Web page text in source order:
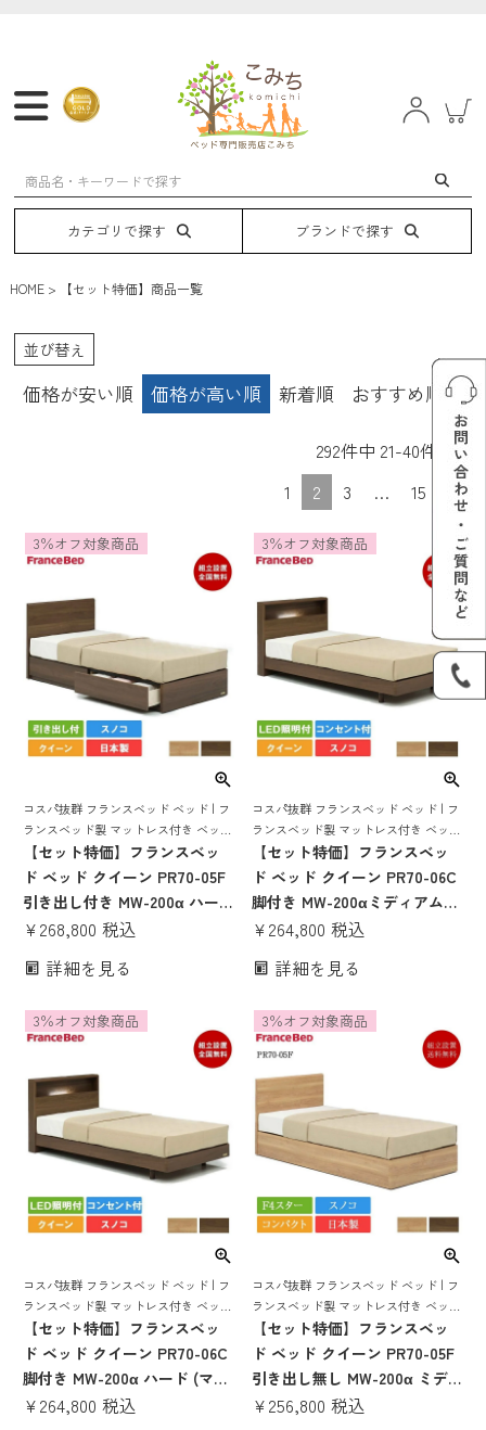
マットレス フレーム ベッド 電動ベッド
カテゴリで探す ブランドで探す
HOME 【セット特価】商品一覧
並び替え
価格が安い順 価格が高い順 新着順 おすすめ順
292件中 21-40件表示
1
2 3 … 15
3％オフ対象商品
コスパ抜群 フランスベッド ベッド | フ
ランスベッド製 マットレス付き ベット
マットレス 付き マットレスセット 70
周年 スノコ すのこ すのこベッド
【セット特価】フランスベッ
ド ベッド クイーン PR70-05F
引き出し付き MW-200α ハー
ド(マットレス SS×2枚) | 正規
ベッド マットレス付き マット
パクト すのこ 国産 pr70-05 収
納 mw-200a かたい かため 腰
痛
¥268,800 税込
詳細を見る
3％オフ対象商品
コスパ抜群 フランスベッド ベッド | フ
ランスベッド製 マットレス付き ベット
マットレス 付き マットレスセット 70
周年 脚付き スノコ すのこ すのこベッ
ド
【セット特価】フランスベッ
ド ベッド クイーン PR70-06C
脚付き MW-200αミディアムソ
フト (マットレス SS×2枚) | 正
ンベッド マットレス付き マッ
ット 宮 棚 コンセント 照明 す
のこ 日本製 pr70-06 mw-200α
¥264,800 税込
詳細を見る
3％オフ対象商品
コスパ抜群 フランスベッド ベッド | フ
ランスベッド製 マットレス付き ベット
マットレス 付き マットレスセット 70
周年 脚付き スノコ すのこ すのこベッ
【セット特価】フランスベッ
ド ベッド クイーン PR70-06C
脚付き MW-200α ハード (マッ
トレス SS×2枚) | 正規品 フラ
¥264,800 税込
3％オフ対象商品
コスパ抜群 フランスベッド ベッド | フ
ランスベッド製 マットレス付き ベット
マットレス 付き マットレスセット 70
周年 スノコ すのこ すのこベッド
【セット特価】フランスベッ
ド ベッド クイーン PR70-05F
引き出し無し MW-200α ミデ
ィアムソフト(マットレス
¥256,800 税込